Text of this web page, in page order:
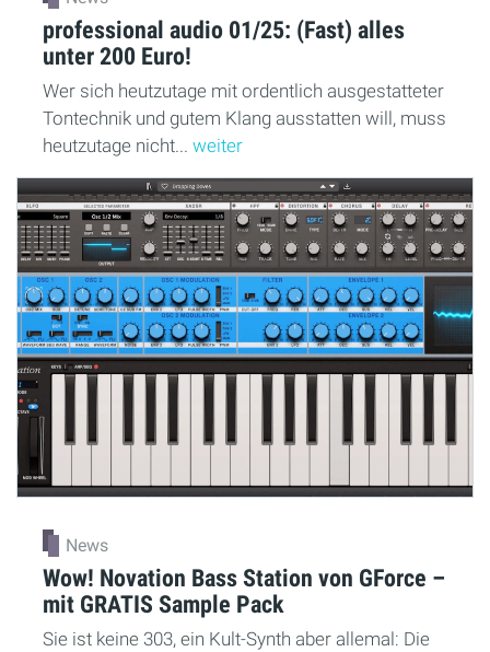
professional audio 01/25: (Fast) alles
unter 200 Euro!
Wer sich heutzutage mit ordentlich ausgestatteter
Tontechnik und gutem Klang ausstatten will, muss
heutzutage nicht... weiter
News
Wow! Novation Bass Station von GForce –
mit GRATIS Sample Pack
Sie ist keine 303, ein Kult-Synth aber allemal: Die